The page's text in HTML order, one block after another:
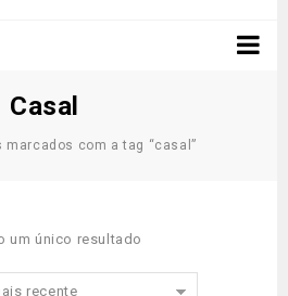
Casal
marcados com a tag “casal”
um único resultado
recente